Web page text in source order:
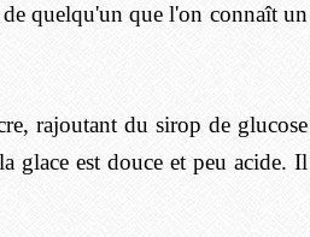
quelqu'un que l'on connaît un
rajoutant du sirop de glucose
glace est douce et peu acide. Il